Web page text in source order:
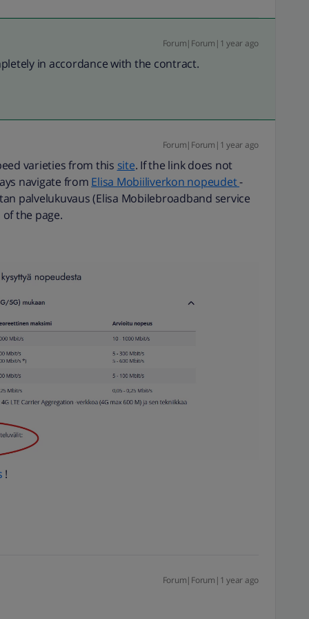
Forum|Forum|1 year ago
in accordance with the contract.
Forum|Forum|1 year ago
varieties from this site. If the link does not
navigate from Elisa Mobiiliverkon nopeudet-
palvelukuvaus (Elisa Mobilebroadband service
the page.
!
Forum|Forum|1 year ago